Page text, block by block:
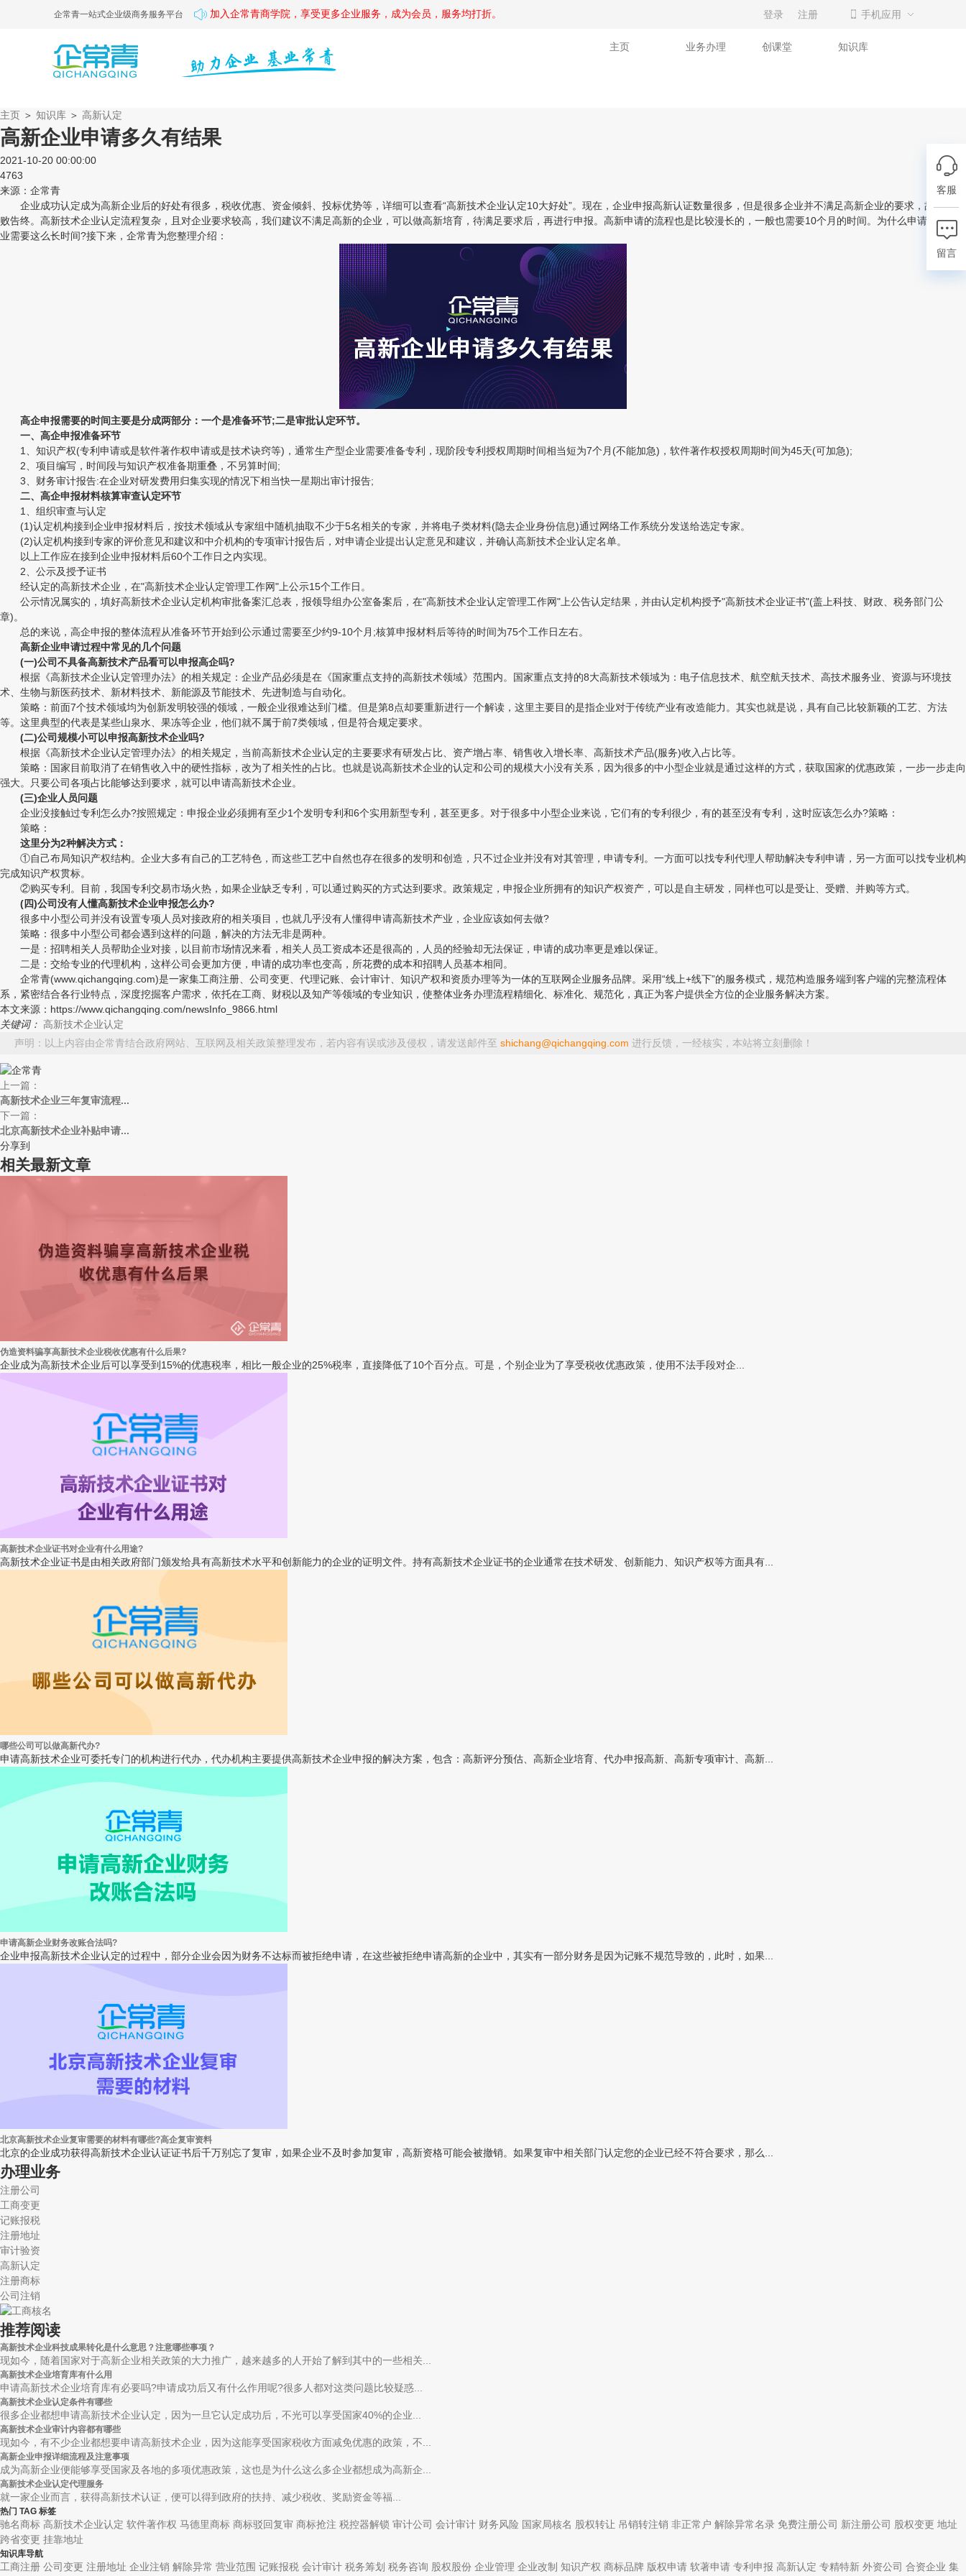
登录 注册 手机应用
企常青一站式企业级商务服务平台 加入企常青商学院，享受更多企业服务，成为会员，服务均打折。
主页 业务办理 创课堂 知识库
主页 ＞ 知识库 ＞ 高新认定
高新企业申请多久有结果
2021-10-20 00:00:00
4763
来源：企常青
企业成功认定成为高新企业后的好处有很多，税收优惠、资金倾斜、投标优势等，详细可以查看“高新技术企业认定10大好处”。现在，企业申报高新认证数量很多，但是很多企业并不满足高新企业的要求，故而以失
败告终。高新技术企业认定流程复杂，且对企业要求较高，我们建议不满足高新的企业，可以做高新培育，待满足要求后，再进行申报。高新申请的流程也是比较漫长的，一般也需要10个月的时间。为什么申请高新企
业需要这么长时间?接下来，企常青为您整理介绍：
高企申报需要的时间主要是分成两部分：一个是准备环节;二是审批认定环节。
一、高企申报准备环节
1、知识产权(专利申请或是软件著作权申请或是技术诀窍等)，通常生产型企业需要准备专利，现阶段专利授权周期时间相当短为7个月(不能加急)，软件著作权授权周期时间为45天(可加急);
2、项目编写，时间段与知识产权准备期重叠，不另算时间;
3、财务审计报告:在企业对研发费用归集实现的情况下相当快一星期出审计报告;
二、高企申报材料核算审查认定环节
1、组织审查与认定
(1)认定机构接到企业申报材料后，按技术领域从专家组中随机抽取不少于5名相关的专家，并将电子类材料(隐去企业身份信息)通过网络工作系统分发送给选定专家。
(2)认定机构接到专家的评价意见和建议和中介机构的专项审计报告后，对申请企业提出认定意见和建议，并确认高新技术企业认定名单。
以上工作应在接到企业申报材料后60个工作日之内实现。
2、公示及授予证书
经认定的高新技术企业，在"高新技术企业认定管理工作网"上公示15个工作日。
公示情况属实的，填好高新技术企业认定机构审批备案汇总表，报领导组办公室备案后，在"高新技术企业认定管理工作网"上公告认定结果，并由认定机构授予"高新技术企业证书"(盖上科技、财政、税务部门公
章)。
总的来说，高企申报的整体流程从准备环节开始到公示通过需要至少约9-10个月;核算申报材料后等待的时间为75个工作日左右。
高新企业申请过程中常见的几个问题
(一)公司不具备高新技术产品看可以申报高企吗?
根据《高新技术企业认定管理办法》的相关规定：企业产品必须是在《国家重点支持的高新技术领域》范围内。国家重点支持的8大高新技术领域为：电子信息技术、航空航天技术、高技术服务业、资源与环境技
术、生物与新医药技术、新材料技术、新能源及节能技术、先进制造与自动化。
策略：前面7个技术领域均为创新发明较强的领域，一般企业很难达到门槛。但是第8点却要重新进行一个解读，这里主要目的是指企业对于传统产业有改造能力。其实也就是说，具有自己比较新颖的工艺、方法
等。这里典型的代表是某些山泉水、果冻等企业，他们就不属于前7类领域，但是符合规定要求。
(二)公司规模小可以申报高新技术企业吗?
根据《高新技术企业认定管理办法》的相关规定，当前高新技术企业认定的主要要求有研发占比、资产增占率、销售收入增长率、高新技术产品(服务)收入占比等。
策略：国家目前取消了在销售收入中的硬性指标，改为了相关性的占比。也就是说高新技术企业的认定和公司的规模大小没有关系，因为很多的中小型企业就是通过这样的方式，获取国家的优惠政策，一步一步走向
强大。只要公司各项占比能够达到要求，就可以申请高新技术企业。
(三)企业人员问题
企业没接触过专利怎么办?按照规定：申报企业必须拥有至少1个发明专利和6个实用新型专利，甚至更多。对于很多中小型企业来说，它们有的专利很少，有的甚至没有专利，这时应该怎么办?策略：
策略：
这里分为2种解决方式：
①自己布局知识产权结构。企业大多有自己的工艺特色，而这些工艺中自然也存在很多的发明和创造，只不过企业并没有对其管理，申请专利。一方面可以找专利代理人帮助解决专利申请，另一方面可以找专业机构
完成知识产权贯标。
②购买专利。目前，我国专利交易市场火热，如果企业缺乏专利，可以通过购买的方式达到要求。政策规定，申报企业所拥有的知识产权资产，可以是自主研发，同样也可以是受让、受赠、并购等方式。
(四)公司没有人懂高新技术企业申报怎么办?
很多中小型公司并没有设置专项人员对接政府的相关项目，也就几乎没有人懂得申请高新技术产业，企业应该如何去做?
策略：很多中小型公司都会遇到这样的问题，解决的方法无非是两种。
一是：招聘相关人员帮助企业对接，以目前市场情况来看，相关人员工资成本还是很高的，人员的经验却无法保证，申请的成功率更是难以保证。
二是：交给专业的代理机构，这样公司会更加方便，申请的成功率也变高，所花费的成本和招聘人员基本相同。
企常青(www.qichangqing.com)是一家集工商注册、公司变更、代理记账、会计审计、知识产权和资质办理等为一体的互联网企业服务品牌。采用“线上+线下”的服务模式，规范构造服务端到客户端的完整流程体
系，紧密结合各行业特点，深度挖掘客户需求，依托在工商、财税以及知产等领域的专业知识，使整体业务办理流程精细化、标准化、规范化，真正为客户提供全方位的企业服务解决方案。
本文来源：https://www.qichangqing.com/newsInfo_9866.html
关键词： 高新技术企业认定
声明：以上内容由企常青结合政府网站、互联网及相关政策整理发布，若内容有误或涉及侵权，请发送邮件至 shichang@qichangqing.com 进行反馈，一经核实，本站将立刻删除！
上一篇：
高新技术企业三年复审流程...
下一篇：
北京高新技术企业补贴申请...
分享到
相关最新文章
伪造资料骗享高新技术企业税收优惠有什么后果?
企业成为高新技术企业后可以享受到15%的优惠税率，相比一般企业的25%税率，直接降低了10个百分点。可是，个别企业为了享受税收优惠政策，使用不法手段对企...
高新技术企业证书对企业有什么用途?
高新技术企业证书是由相关政府部门颁发给具有高新技术水平和创新能力的企业的证明文件。持有高新技术企业证书的企业通常在技术研发、创新能力、知识产权等方面具有...
哪些公司可以做高新代办?
申请高新技术企业可委托专门的机构进行代办，代办机构主要提供高新技术企业申报的解决方案，包含：高新评分预估、高新企业培育、代办申报高新、高新专项审计、高新...
申请高新企业财务改账合法吗?
企业申报高新技术企业认定的过程中，部分企业会因为财务不达标而被拒绝申请，在这些被拒绝申请高新的企业中，其实有一部分财务是因为记账不规范导致的，此时，如果...
北京高新技术企业复审需要的材料有哪些?高企复审资料
北京的企业成功获得高新技术企业认证证书后千万别忘了复审，如果企业不及时参加复审，高新资格可能会被撤销。如果复审中相关部门认定您的企业已经不符合要求，那么...
办理业务
注册公司
工商变更
记账报税
注册地址
审计验资
高新认定
注册商标
公司注销
推荐阅读
高新技术企业科技成果转化是什么意思？注意哪些事项？
现如今，随着国家对于高新企业相关政策的大力推广，越来越多的人开始了解到其中的一些相关...
高新技术企业培育库有什么用
申请高新技术企业培育库有必要吗?申请成功后又有什么作用呢?很多人都对这类问题比较疑惑...
高新技术企业认定条件有哪些
很多企业都想申请高新技术企业认定，因为一旦它认定成功后，不光可以享受国家40%的企业...
高新技术企业审计内容都有哪些
现如今，有不少企业都想要申请高新技术企业，因为这能享受国家税收方面减免优惠的政策，不...
高新企业申报详细流程及注意事项
成为高新企业便能够享受国家及各地的多项优惠政策，这也是为什么这么多企业都想成为高新企...
高新技术企业认定代理服务
就一家企业而言，获得高新技术认证，便可以得到政府的扶持、减少税收、奖励资金等福...
热门 TAG 标签
驰名商标 高新技术企业认定 软件著作权 马德里商标 商标驳回复审 商标抢注 税控器解锁 审计公司 会计审计 财务风险 国家局核名 股权转让 吊销转注销 非正常户 解除异常名录 免费注册公司 新注册公司 股权变更 地址
跨省变更 挂靠地址
知识库导航
工商注册 公司变更 注册地址 企业注销 解除异常 营业范围 记账报税 会计审计 税务筹划 税务咨询 股权股份 企业管理 企业改制 知识产权 商标品牌 版权申请 软著申请 专利申报 高新认定 专精特新 外资公司 合资企业 集
客服
留言